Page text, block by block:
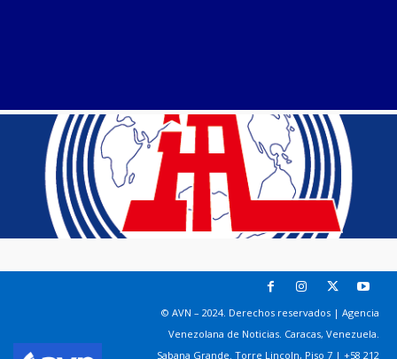
© AVN – 2024. Derechos reservados | Agencia
Venezolana de Noticias. Caracas, Venezuela.
Sabana Grande. Torre Lincoln, Piso 7 | +58 212